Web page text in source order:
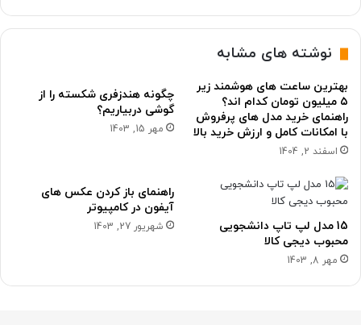
نوشته های مشابه
بهترین ساعت های هوشمند زیر
۵ میلیون تومان کدام اند؟
راهنمای خرید مدل های پرفروش
با امکانات کامل و ارزش خرید بالا
اسفند 2, 1404
چگونه هندزفری شکسته را از
گوشی دربیاریم؟
مهر 15, 1403
15 مدل لپ تاپ دانشجویی
محبوب دیجی کالا
مهر 8, 1403
راهنمای باز کردن عکس های
آیفون در کامپیوتر
شهریور 27, 1403